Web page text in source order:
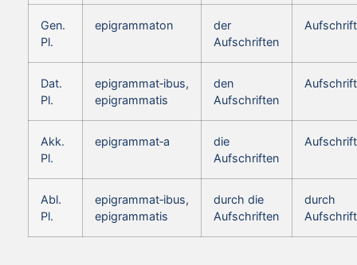
Gen.
Pl.
epigrammaton
der
Aufschriften
Dat.
Pl.
epigrammat‑ibus,
epigrammatis
den
Aufschriften
Akk.
Pl.
epigrammat‑a
die
Aufschriften
Abl.
Pl.
epigrammat‑ibus,
epigrammatis
durch die
Aufschriften
durch